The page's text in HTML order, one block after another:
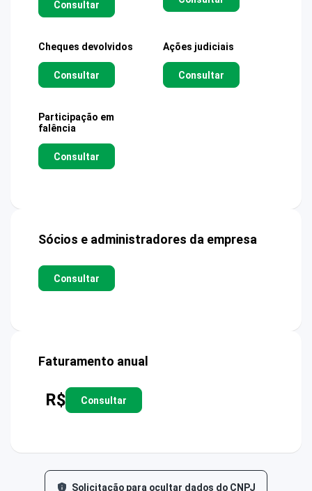
Consultar
Cheques devolvidos
Consultar
Ações judiciais
Consultar
Participação em
falência
Consultar
Sócios e administradores da empresa
Consultar
Faturamento anual
R$ Consultar
Solicitação para ocultar dados do CNPJ